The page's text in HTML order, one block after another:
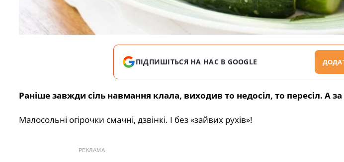
ПІДПИШІТЬСЯ НА НАС В GOOGLE
Раніше завжди сіль навмання клала, виходив то недосіл, то пересіл. А
Малосольні огірочки смачні, дзвінкі. І без «зайвих рухів»!
РЕКЛАМА